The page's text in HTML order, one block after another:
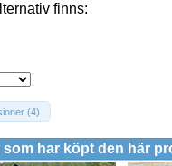
finns:
(4)
som har köpt den här